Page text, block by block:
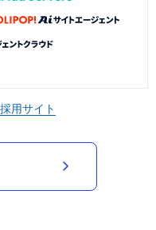
採用サイト